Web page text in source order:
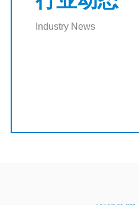
Industry News